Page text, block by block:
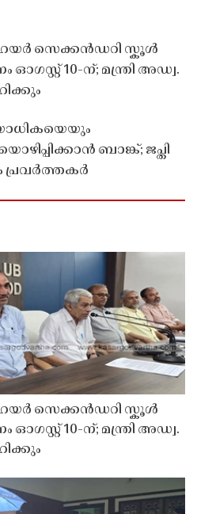
സെക്കൻഡറി സ്കൂൾ
ഓഗസ്റ്റ് 10-ന്; മന്ത്രി അഡ്വ.
ബാങ്ക്; ജപ്തി
പ്രവർത്തകർ
സെക്കൻഡറി സ്കൂൾ
ഓഗസ്റ്റ് 10-ന്; മന്ത്രി അഡ്വ.